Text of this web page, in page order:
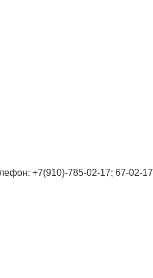
+7(910)-785-02-17; 67-02-17